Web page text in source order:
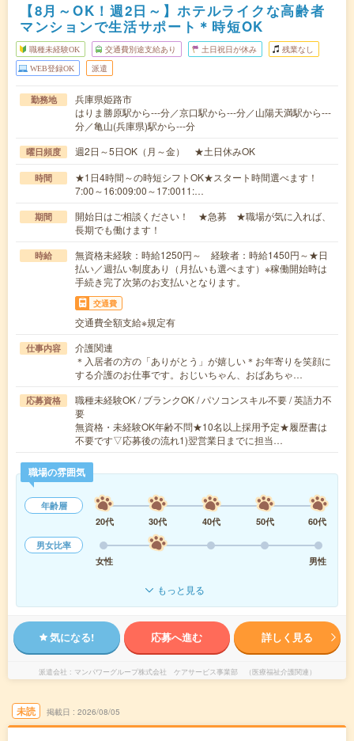
【8月～OK！週2日～】ホテルライクな高齢者
マンションで生活サポート＊時短OK
職種未経験OK 交通費別途支給あり 土日祝日が休み 残業なし
WEB登録OK 派遣
勤務地
兵庫県姫路市
はりま勝原駅から---分／京口駅から---分／山陽天満駅から---
分／亀山(兵庫県)駅から---分
曜日頻度 週2日～5日OK（月～金） ★土日休みOK
時間
★1日4時間～の時短シフトOK★スタート時間選べます！
7:00～16:009:00～17:0011:…
期間
開始日はご相談ください！ ★急募 ★職場が気に入れば、
長期でも働けます！
時給
無資格未経験：時給1250円～ 経験者：時給1450円～★日
払い／週払い制度あり（月払いも選べます）※稼働開始時は
手続き完了次第のお支払いとなります。
交通費
交通費全額支給※規定有
仕事内容
介護関連
＊入居者の方の「ありがとう」が嬉しい＊お年寄りを笑顔に
する介護のお仕事です。おじいちゃん、おばあちゃ…
応募資格
職種未経験OK / ブランクOK / パソコンスキル不要 / 英語力不
要
無資格・未経験OK年齢不問★10名以上採用予定★履歴書は
不要です▽応募後の流れ1)翌営業日までに担当…
職場の雰囲気
年齢層
20代
30代 40代 50代
60代
男女比率
女性
男性
もっと見る
気になる! 応募へ進む 詳しく見る
派遣会社 マンパワーグループ株式会社 ケアサービス事業部 （医療福祉介護関連）
未読 掲載日 2026/08/05